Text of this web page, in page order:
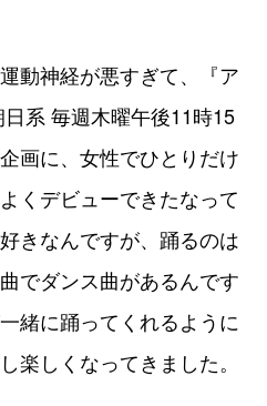
動神経が悪すぎて、『ア
系 毎週木曜午後11時15
画に、女性でひとりだけ
くデビューできたなって
きなんですが、踊るのは
でダンス曲があるんです
緒に踊ってくれるように
楽しくなってきました。